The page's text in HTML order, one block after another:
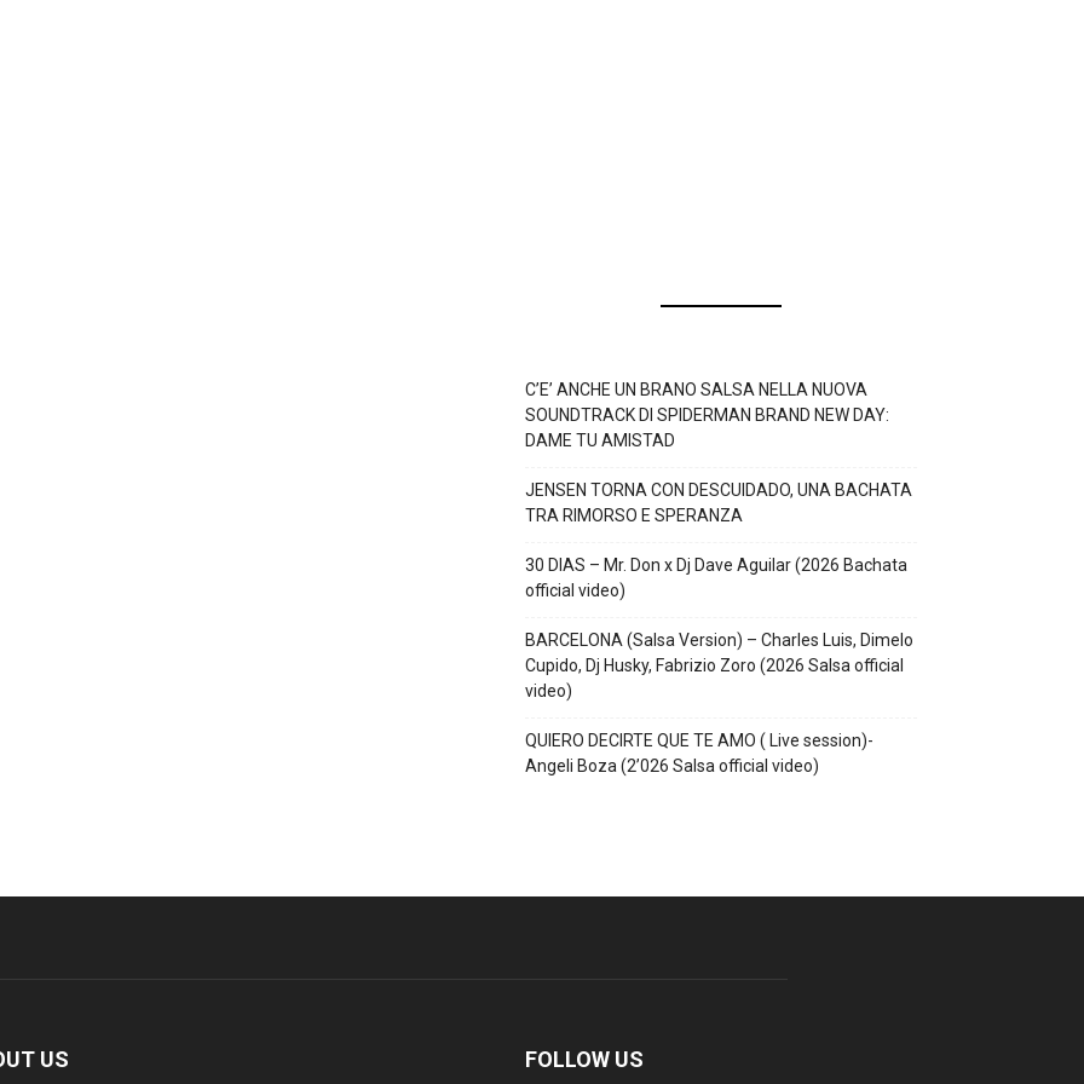
C’E’ ANCHE UN BRANO SALSA NELLA NUOVA
SOUNDTRACK DI SPIDERMAN BRAND NEW DAY:
DAME TU AMISTAD
JENSEN TORNA CON DESCUIDADO, UNA BACHATA
TRA RIMORSO E SPERANZA
30 DIAS – Mr. Don x Dj Dave Aguilar (2026 Bachata
official video)
BARCELONA (Salsa Version) – Charles Luis, Dimelo
Cupido, Dj Husky, Fabrizio Zoro (2026 Salsa official
video)
QUIERO DECIRTE QUE TE AMO ( Live session)-
Angeli Boza (2’026 Salsa official video)
US FOLLOW US